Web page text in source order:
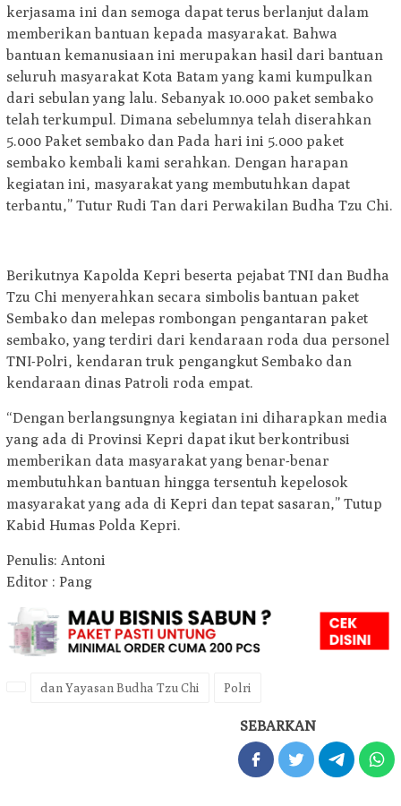
kerjasama ini dan semoga dapat terus berlanjut dalam
memberikan bantuan kepada masyarakat. Bahwa
bantuan kemanusiaan ini merupakan hasil dari bantuan
seluruh masyarakat Kota Batam yang kami kumpulkan
dari sebulan yang lalu. Sebanyak 10.000 paket sembako
telah terkumpul. Dimana sebelumnya telah diserahkan
5.000 Paket sembako dan Pada hari ini 5.000 paket
sembako kembali kami serahkan. Dengan harapan
kegiatan ini, masyarakat yang membutuhkan dapat
terbantu,” Tutur Rudi Tan dari Perwakilan Budha Tzu Chi.
Berikutnya Kapolda Kepri beserta pejabat TNI dan Budha
Tzu Chi menyerahkan secara simbolis bantuan paket
Sembako dan melepas rombongan pengantaran paket
sembako, yang terdiri dari kendaraan roda dua personel
TNI-Polri, kendaran truk pengangkut Sembako dan
kendaraan dinas Patroli roda empat.
“Dengan berlangsungnya kegiatan ini diharapkan media
yang ada di Provinsi Kepri dapat ikut berkontribusi
memberikan data masyarakat yang benar-benar
membutuhkan bantuan hingga tersentuh kepelosok
masyarakat yang ada di Kepri dan tepat sasaran,” Tutup
Kabid Humas Polda Kepri.
Penulis: Antoni
Editor : Pang
dan Yayasan Budha Tzu Chi Polri
SEBARKAN